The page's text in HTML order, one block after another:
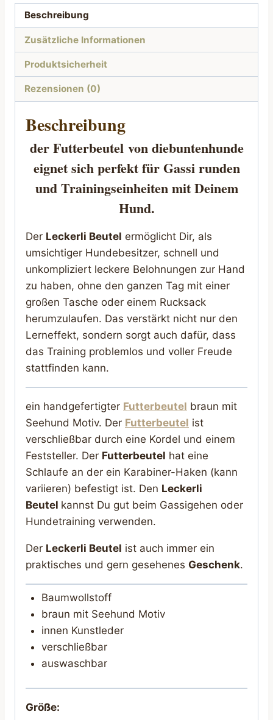
Beschreibung
Zusätzliche Informationen
Produktsicherheit
Rezensionen (0)
Beschreibung
der Futterbeutelvon diebuntenhunde
eignet sich perfekt für Gassi runden
und Trainingseinheiten mit Deinem
Hund.
Der Leckerli Beutel ermöglicht Dir, als
umsichtiger Hundebesitzer, schnell und
unkompliziert leckere Belohnungen zur Hand
zu haben, ohne den ganzen Tag mit einer
großen Tasche oder einem Rucksack
herumzulaufen. Das verstärkt nicht nur den
Lerneffekt, sondern sorgt auch dafür, dass
das Training problemlos und voller Freude
stattfinden kann.
ein handgefertigter Futterbeutel braun mit
Seehund Motiv. Der Futterbeutel ist
verschließbar durch eine Kordel und einem
Feststeller. Der Futterbeutel hat eine
Schlaufe an der ein Karabiner-Haken (kann
variieren) befestigt ist. Den Leckerli
Beutel kannst Du gut beim Gassigehen oder
Hundetraining verwenden.
Der Leckerli Beutel ist auch immer ein
praktisches und gern gesehenes Geschenk.
Baumwollstoff
braun mit Seehund Motiv
innen Kunstleder
verschließbar
auswaschbar
Größe: